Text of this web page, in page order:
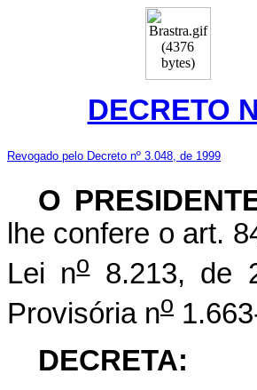
DECRETO
Revogado pelo Decreto nº 3.048, de 1999
O
lhe confere o art.
Lei no8.213, de
Provisória no
DECRETA: